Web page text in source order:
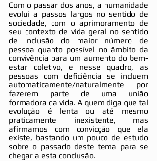
Com o passar dos anos, a humanidade
evolui a passos largos no sentido de
sociedade, com o aprimoramento de
seu contexto de vida geral no sentido
de inclusão do maior número de
pessoa quanto possível no âmbito da
convivência para um aumento do bem-
estar coletivo, e nesse quadro, as
pessoas com deficiência se incluem
automaticamente/naturalmente por
fazerem parte de uma união
formadora da vida. A quem diga que tal
evolução é lenta ou até mesmo
praticamente inexistente, mas
afirmamos com convicção que ela
existe, bastando um pouco de estudo
sobre o passado deste tema para se
chegar a esta conclusão.